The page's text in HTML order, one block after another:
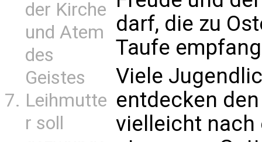
der Kirche
und Atem
des
Geistes
Leihmutte
r soll
darf, die zu
Taufe
Viele
entdecken
vielleicht nach